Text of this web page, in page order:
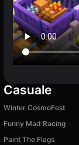
Casuale
Winter CosmoFest
Funny Mad Racing
Paint The Flags